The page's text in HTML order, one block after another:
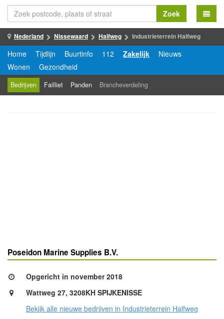
Zoek
Nederland Nissewaard Halfweg Industrieterrein Halfweg
Home Tijdlijn Buurtinfo 112 Zakelijk
Nieuws
Wonen
Gezondheid
Bedrijven Failliet Panden Brancheverdeling
Poseidon Marine Supplies B.V.
Opgericht in november 2018
Wattweg 27, 3208KH SPIJKENISSE
Bekijk alle nieuwe bedrijven in Industrieterrein Halfweg